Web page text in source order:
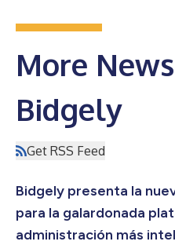
More
Bidgely
Get RSS Feed
Bidgely presenta la
para la galardonada
administración más